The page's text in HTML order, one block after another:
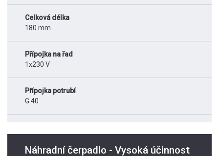
Celková délka
180 mm
Přípojka na řad
1x230 V
Přípojka potrubí
G 40
Náhradní čerpadlo - Vysoká účinnost